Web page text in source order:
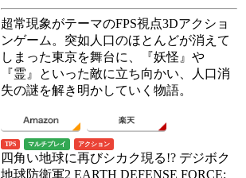
超常現象がテーマのFPS視点3Dアクショ
ンゲーム。突如人口のほとんどが消えて
しまった東京を舞台に、『妖怪』や
『霊』といった敵に立ち向かい、人口消
失の謎を解き明かしていく物語。
TPS マルチプレイ アクション
四角い地球に再びシカク現る!? デジボク
地球防衛軍2 EARTH DEFENSE FORCE: